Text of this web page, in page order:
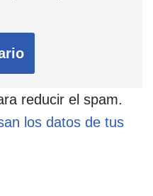
reducir el spam.
los datos de tus